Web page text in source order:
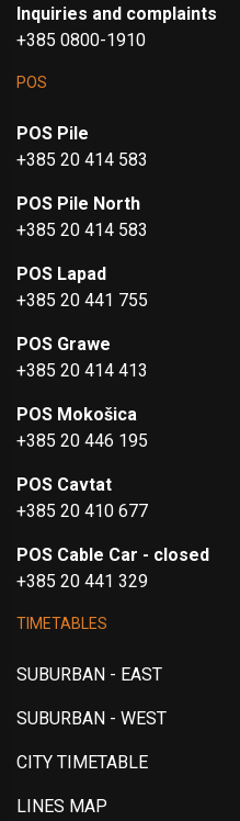
Inquiries and complaints
+385 0800-1910
POS
POS Pile
+385 20 414 583
POS Pile North
+385 20 414 583
POS Lapad
+385 20 441 755
POS Grawe
+385 20 414 413
POS Mokošica
+385 20 446 195
POS Cavtat
+385 20 410 677
POS Cable Car - closed
+385 20 441 329
TIMETABLES
SUBURBAN - EAST
SUBURBAN - WEST
CITY TIMETABLE
LINES MAP